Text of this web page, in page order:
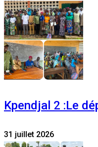
Kpendjal 2 :Le
31 juillet 2026